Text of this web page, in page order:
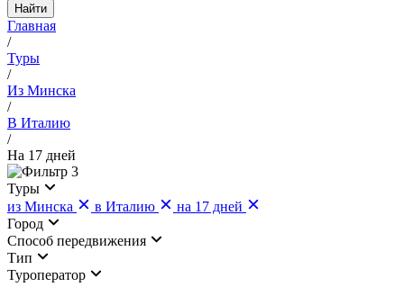
Найти
Главная
/
Туры
/
Из Минска
/
В Италию
/
На 17 дней
3
Туры
из Минска
в Италию
на 17 дней
Город
Cпособ передвижения
Тип
Туроператор